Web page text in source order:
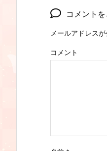
コメント
メールアドレス
コメント